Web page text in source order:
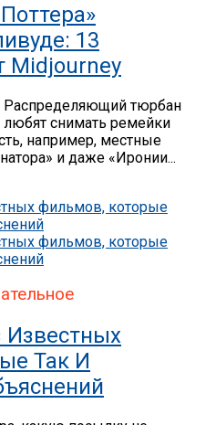
13
Midjourney
Распределяющий тюрбан
снимать ремейки
например, местные
и даже «Иронии...
Так И